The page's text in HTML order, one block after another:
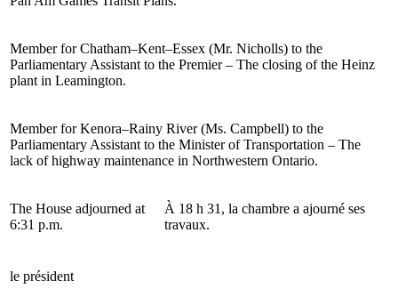
Member for Chatham–Kent–Essex (Mr. Nicholls) to the
Parliamentary Assistant to the Premier – The closing of the Heinz
plant in Leamington.
Member for Kenora–Rainy River (Ms. Campbell) to the
Parliamentary Assistant to the Minister of Transportation – The
lack of highway maintenance in Northwestern Ontario.
The House adjourned at
6:31 p.m.
À 18 h 31, la chambre a ajourné ses
travaux.
le président